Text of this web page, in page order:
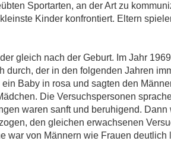
Sportarten, an der Art zu
Kinder konfrontiert. Eltern
gleich nach der Geburt. Im Jahr
durch, der in den folgenden Jahren
Baby in rosa und sagten den
Die Versuchspersonen
waren sanft und beruhigend. Dann
den gleichen erwachsenen
war von Männern wie Frauen deutlich